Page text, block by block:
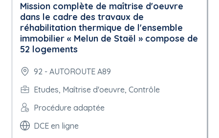
Mission complète de maîtrise d'oeuvre
dans le cadre des travaux de
réhabilitation thermique de l'ensemble
immobilier « Melun de Staël » compose de
52 logements
92 - AUTOROUTE A89
Etudes, Maîtrise d'oeuvre, Contrôle
Procédure adaptée
DCE en ligne